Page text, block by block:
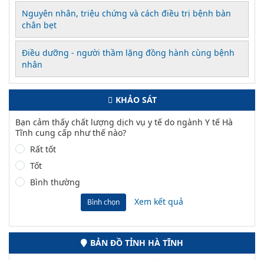
Nguyên nhân, triệu chứng và cách điều trị bệnh bàn
chân bẹt
Điều dưỡng - người thầm lặng đồng hành cùng bệnh
nhân
KHẢO SÁT
Bạn cảm thấy chất lượng dịch vụ y tế do ngành Y tế Hà
Tĩnh cung cấp như thế nào?
Rất tốt
Tốt
Bình thường
Bình chọn Xem kết quả
BẢN ĐỒ TỈNH HÀ TĨNH